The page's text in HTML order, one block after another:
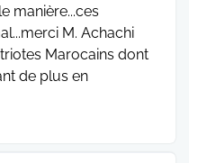
manière...ces
M. Achachi
Marocains dont
de plus en